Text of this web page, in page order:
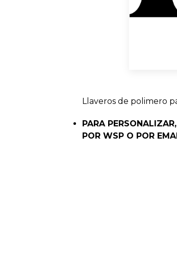
Llaveros de polimero
PARA
POR WSP O POR